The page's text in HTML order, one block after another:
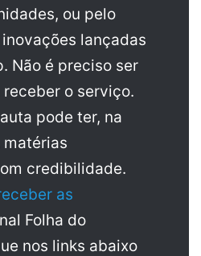
ou pelo
lançadas
Não é preciso ser
o serviço.
pode ter, na
matérias
credibilidade.
as
Folha do
nos links abaixo